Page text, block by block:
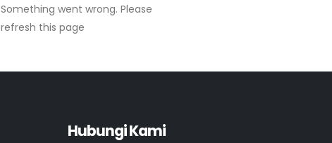
Something went wrong. Please
refresh this page
Hubungi Kami